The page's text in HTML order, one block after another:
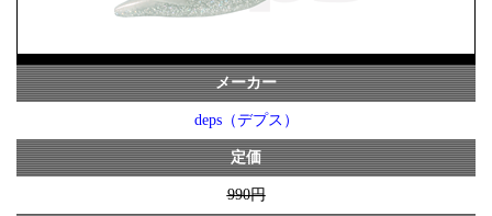
メーカー
deps（デプス）
定価
990円